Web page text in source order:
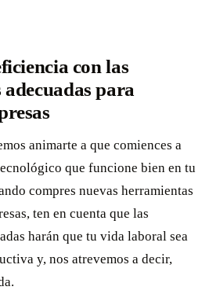
con las
para
animarte a que comiences a
que funcione bien en tu
compres nuevas herramientas
ten en cuenta que las
harán que tu vida laboral sea
y, nos atrevemos a decir,